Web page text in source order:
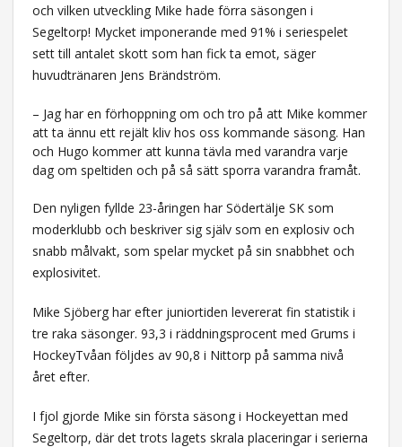
och vilken utveckling Mike hade förra säsongen i
Segeltorp! Mycket imponerande med 91% i seriespelet
sett till antalet skott som han fick ta emot, säger
huvudtränaren Jens Brändström.
– Jag har en förhoppning om och tro på att Mike kommer
att ta ännu ett rejält kliv hos oss kommande säsong. Han
och Hugo kommer att kunna tävla med varandra varje
dag om speltiden och på så sätt sporra varandra framåt.
Den nyligen fyllde 23-åringen har Södertälje SK som
moderklubb och beskriver sig själv som en explosiv och
snabb målvakt, som spelar mycket på sin snabbhet och
explosivitet.
Mike Sjöberg har efter juniortiden levererat fin statistik i
tre raka säsonger. 93,3 i räddningsprocent med Grums i
HockeyTvåan följdes av 90,8 i Nittorp på samma nivå
året efter.
I fjol gjorde Mike sin första säsong i Hockeyettan med
Segeltorp, där det trots lagets skrala placeringar i serierna